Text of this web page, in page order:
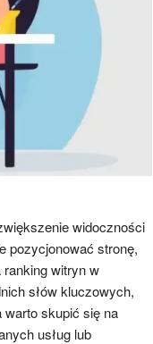
widoczności
pozycjonować stronę,
witryn w
słów kluczowych,
skupić się na
usług lub